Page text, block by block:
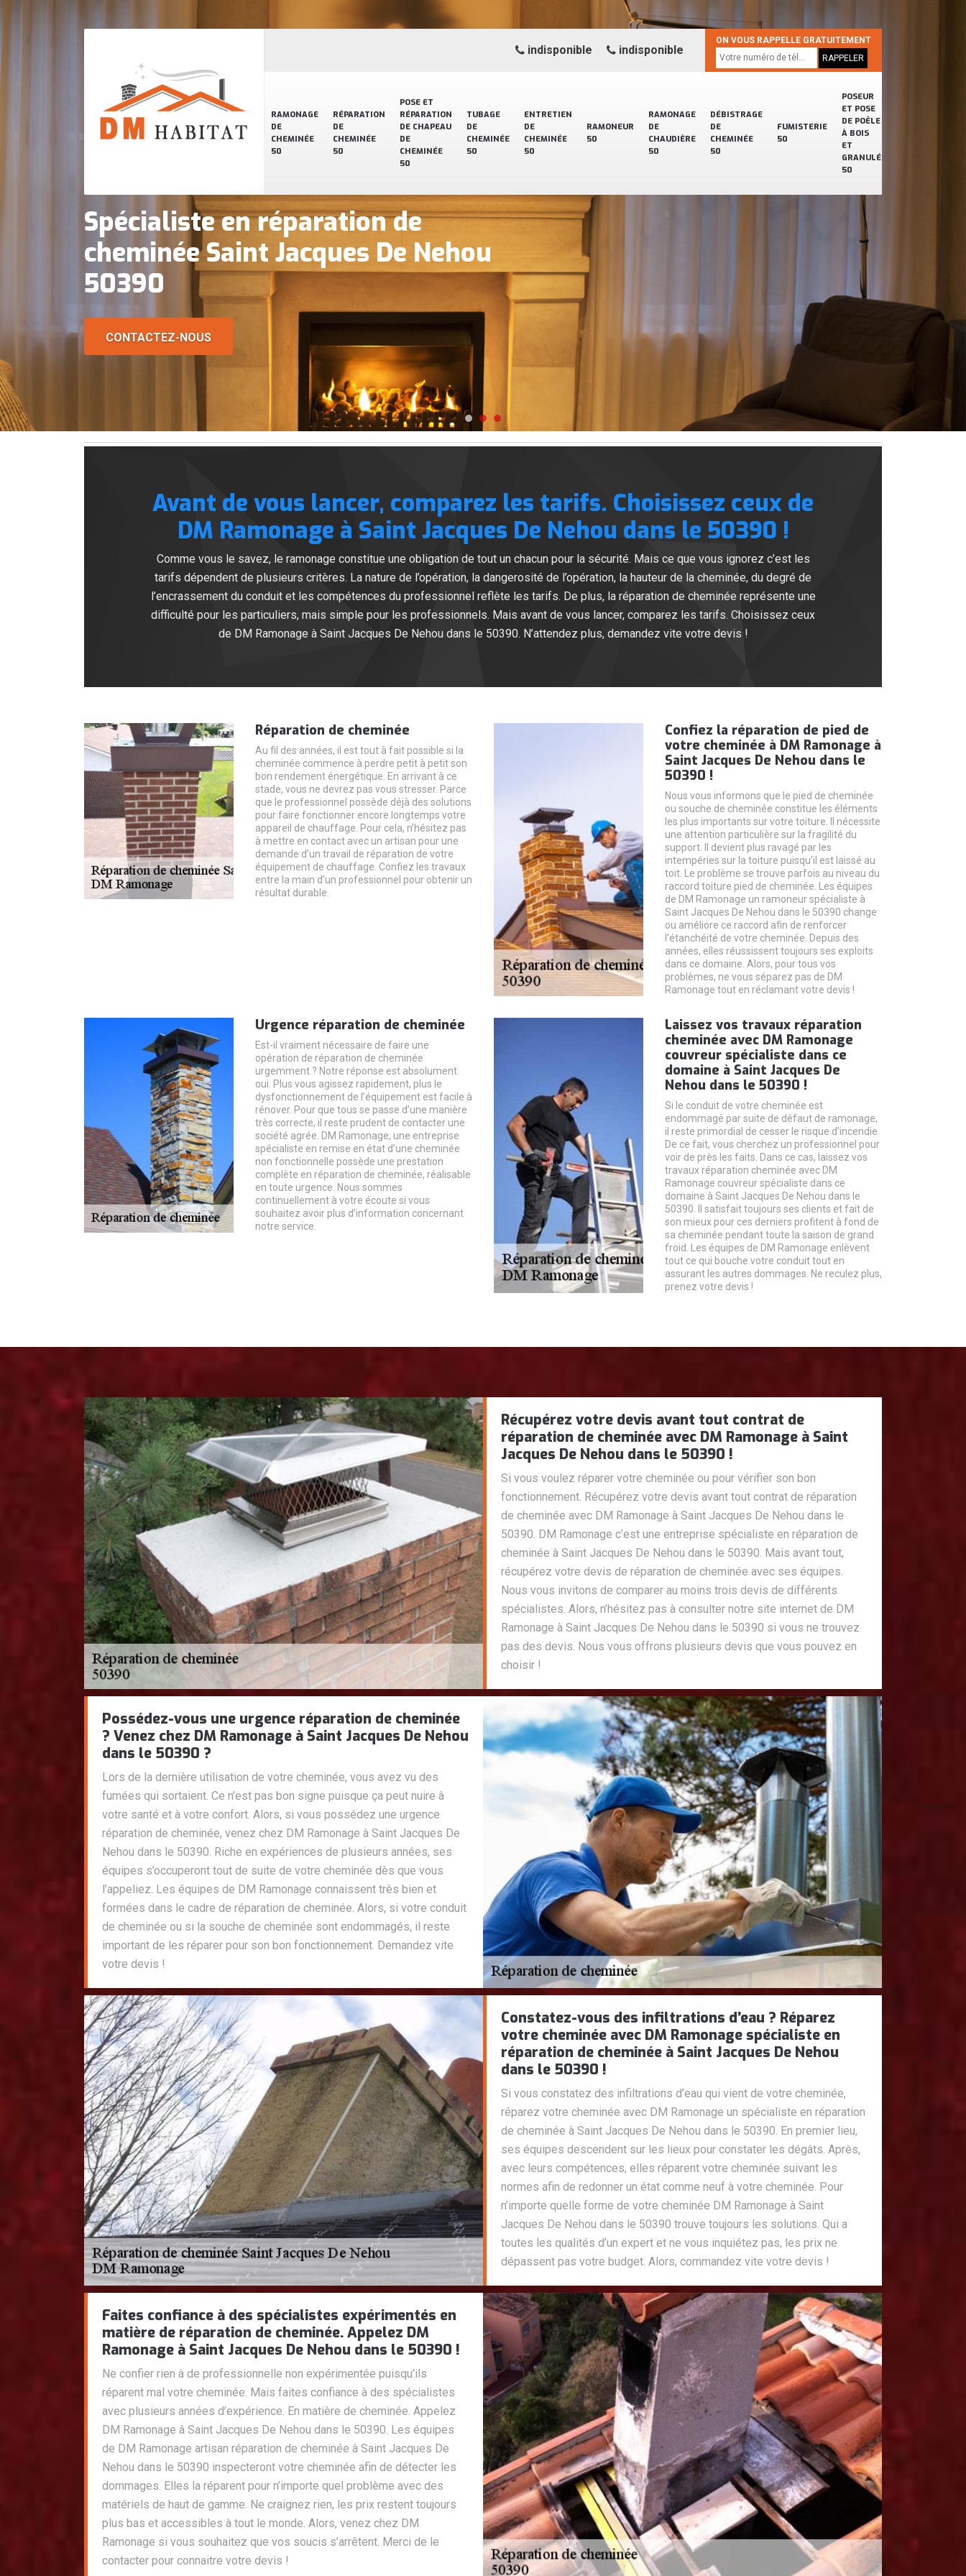
RAMONAGE
DE
CHEMINÉE
50
RÉPARATION
DE
CHEMINÉE
50
POSE ET
RÉPARATION
DE CHAPEAU
DE
CHEMINÉE
50
TUBAGE
DE
CHEMINÉE
50
ENTRETIEN
DE
CHEMINÉE
50
RAMONEUR
50
RAMONAGE
DE
CHAUDIÈRE
50
DÉBISTRAGE
DE
CHEMINÉE
50
FUMISTERIE
50
POSEUR
ET POSE
DE POÊLE
À BOIS
ET
GRANULÉ
50
indisponible indisponible
ON VOUS RAPPELLE GRATUITEMENT
Spécialiste en réparation de
cheminée Saint Jacques De Nehou
50390
CONTACTEZ-NOUS
Avant de vous lancer, comparez les tarifs. Choisissez ceux de
DM Ramonage à Saint Jacques De Nehou dans le 50390 !
Comme vous le savez, le ramonage constitue une obligation de tout un chacun pour la sécurité. Mais ce que vous ignorez c’est les
tarifs dépendent de plusieurs critères. La nature de l’opération, la dangerosité de l’opération, la hauteur de la cheminée, du degré de
l’encrassement du conduit et les compétences du professionnel reflète les tarifs. De plus, la réparation de cheminée représente une
difficulté pour les particuliers, mais simple pour les professionnels. Mais avant de vous lancer, comparez les tarifs. Choisissez ceux
de DM Ramonage à Saint Jacques De Nehou dans le 50390. N’attendez plus, demandez vite votre devis !
Réparation de cheminée
Au fil des années, il est tout à fait possible si la
cheminée commence à perdre petit à petit son
bon rendement énergétique. En arrivant à ce
stade, vous ne devrez pas vous stresser. Parce
que le professionnel possède déjà des solutions
pour faire fonctionner encore longtemps votre
appareil de chauffage. Pour cela, n’hésitez pas
à mettre en contact avec un artisan pour une
demande d’un travail de réparation de votre
équipement de chauffage. Confiez les travaux
entre la main d’un professionnel pour obtenir un
résultat durable.
Confiez la réparation de pied de
votre cheminée à DM Ramonage à
Saint Jacques De Nehou dans le
50390 !
Nous vous informons que le pied de cheminée
ou souche de cheminée constitue les éléments
les plus importants sur votre toiture. Il nécessite
une attention particulière sur la fragilité du
support. Il devient plus ravagé par les
intempéries sur la toiture puisqu’il est laissé au
toit. Le problème se trouve parfois au niveau du
raccord toiture pied de cheminée. Les équipes
de DM Ramonage un ramoneur spécialiste à
Saint Jacques De Nehou dans le 50390 change
ou améliore ce raccord afin de renforcer
l’étanchéité de votre cheminée. Depuis des
années, elles réussissent toujours ses exploits
dans ce domaine. Alors, pour tous vos
problèmes, ne vous séparez pas de DM
Ramonage tout en réclamant votre devis !
Urgence réparation de cheminée
Est-il vraiment nécessaire de faire une
opération de réparation de cheminée
urgemment ? Notre réponse est absolument
oui. Plus vous agissez rapidement, plus le
dysfonctionnement de l’équipement est facile à
rénover. Pour que tous se passe d’une manière
très correcte, il reste prudent de contacter une
société agrée. DM Ramonage, une entreprise
spécialiste en remise en état d’une cheminée
non fonctionnelle possède une prestation
complète en réparation de cheminée, réalisable
en toute urgence. Nous sommes
continuellement à votre écoute si vous
souhaitez avoir plus d’information concernant
notre service.
Laissez vos travaux réparation
cheminée avec DM Ramonage
couvreur spécialiste dans ce
domaine à Saint Jacques De
Nehou dans le 50390 !
Si le conduit de votre cheminée est
endommagé par suite de défaut de ramonage,
il reste primordial de cesser le risque d’incendie.
De ce fait, vous cherchez un professionnel pour
voir de près les faits. Dans ce cas, laissez vos
travaux réparation cheminée avec DM
Ramonage couvreur spécialiste dans ce
domaine à Saint Jacques De Nehou dans le
50390. Il satisfait toujours ses clients et fait de
son mieux pour ces derniers profitent à fond de
sa cheminée pendant toute la saison de grand
froid. Les équipes de DM Ramonage enlèvent
tout ce qui bouche votre conduit tout en
assurant les autres dommages. Ne reculez plus,
prenez votre devis !
Récupérez votre devis avant tout contrat de
réparation de cheminée avec DM Ramonage à Saint
Jacques De Nehou dans le 50390 !
Si vous voulez réparer votre cheminée ou pour vérifier son bon
fonctionnement. Récupérez votre devis avant tout contrat de réparation
de cheminée avec DM Ramonage à Saint Jacques De Nehou dans le
50390. DM Ramonage c’est une entreprise spécialiste en réparation de
cheminée à Saint Jacques De Nehou dans le 50390. Mais avant tout,
récupérez votre devis de réparation de cheminée avec ses équipes.
Nous vous invitons de comparer au moins trois devis de différents
spécialistes. Alors, n’hésitez pas à consulter notre site internet de DM
Ramonage à Saint Jacques De Nehou dans le 50390 si vous ne trouvez
pas des devis. Nous vous offrons plusieurs devis que vous pouvez en
choisir !
Possédez-vous une urgence réparation de cheminée
? Venez chez DM Ramonage à Saint Jacques De Nehou
dans le 50390 ?
Lors de la dernière utilisation de votre cheminée, vous avez vu des
fumées qui sortaient. Ce n’est pas bon signe puisque ça peut nuire à
votre santé et à votre confort. Alors, si vous possédez une urgence
réparation de cheminée, venez chez DM Ramonage à Saint Jacques De
Nehou dans le 50390. Riche en expériences de plusieurs années, ses
équipes s’occuperont tout de suite de votre cheminée dès que vous
l’appeliez. Les équipes de DM Ramonage connaissent très bien et
formées dans le cadre de réparation de cheminée. Alors, si votre conduit
de cheminée ou si la souche de cheminée sont endommagés, il reste
important de les réparer pour son bon fonctionnement. Demandez vite
votre devis !
Constatez-vous des infiltrations d’eau ? Réparez
votre cheminée avec DM Ramonage spécialiste en
réparation de cheminée à Saint Jacques De Nehou
dans le 50390 !
Si vous constatez des infiltrations d’eau qui vient de votre cheminée,
réparez votre cheminée avec DM Ramonage un spécialiste en réparation
de cheminée à Saint Jacques De Nehou dans le 50390. En premier lieu,
ses équipes descendent sur les lieux pour constater les dégâts. Après,
avec leurs compétences, elles réparent votre cheminée suivant les
normes afin de redonner un état comme neuf à votre cheminée. Pour
n’importe quelle forme de votre cheminée DM Ramonage à Saint
Jacques De Nehou dans le 50390 trouve toujours les solutions. Qui a
toutes les qualités d’un expert et ne vous inquiétez pas, les prix ne
dépassent pas votre budget. Alors, commandez vite votre devis !
Faites confiance à des spécialistes expérimentés en
matière de réparation de cheminée. Appelez DM
Ramonage à Saint Jacques De Nehou dans le 50390 !
Ne confier rien à de professionnelle non expérimentée puisqu’ils
réparent mal votre cheminée. Mais faites confiance à des spécialistes
avec plusieurs années d’expérience. En matière de cheminée. Appelez
DM Ramonage à Saint Jacques De Nehou dans le 50390. Les équipes
de DM Ramonage artisan réparation de cheminée à Saint Jacques De
Nehou dans le 50390 inspecteront votre cheminée afin de détecter les
dommages. Elles la réparent pour n’importe quel problème avec des
matériels de haut de gamme. Ne craignez rien, les prix restent toujours
plus bas et accessibles à tout le monde. Alors, venez chez DM
Ramonage si vous souhaitez que vos soucis s’arrêtent. Merci de le
contacter pour connaitre votre devis !